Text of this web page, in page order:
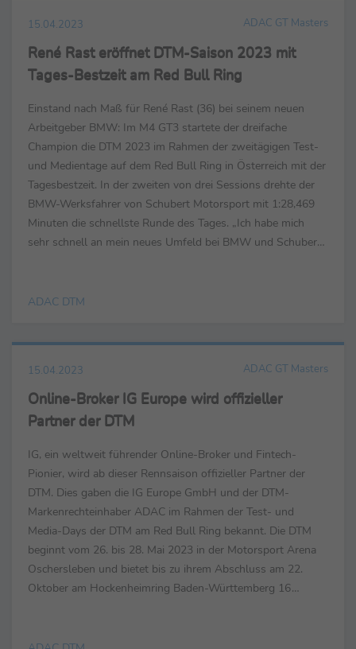
15.04.2023 ADAC GT Masters
René Rast eröffnet DTM-Saison 2023 mit
Tages-Bestzeit am Red Bull Ring
Einstand nach Maß für René Rast (36) bei seinem neuen
Arbeitgeber BMW: Im M4 GT3 startete der dreifache
Champion die DTM 2023 im Rahmen der zweitägigen Test-
und Medientage auf dem Red Bull Ring in Österreich mit der
Tagesbestzeit. In der zweiten von drei Sessions drehte der
BMW-Werksfahrer von Schubert Motorsport mit 1:28,469
Minuten die schnellste Runde des Tages. „Ich habe mich
sehr schnell an mein neues Umfeld bei BMW und Schubert
ADAC DTM
15.04.2023 ADAC GT Masters
Online-Broker IG Europe wird offizieller
Partner der DTM
IG, ein weltweit führender Online-Broker und Fintech-
Pionier, wird ab dieser Rennsaison offizieller Partner der
DTM. Dies gaben die IG Europe GmbH und der DTM-
Markenrechteinhaber ADAC im Rahmen der Test- und
Media-Days der DTM am Red Bull Ring bekannt. Die DTM
beginnt vom 26. bis 28. Mai 2023 in der Motorsport Arena
Oschersleben und bietet bis zu ihrem Abschluss am 22.
Oktober am Hockenheimring Baden-Württemberg 16